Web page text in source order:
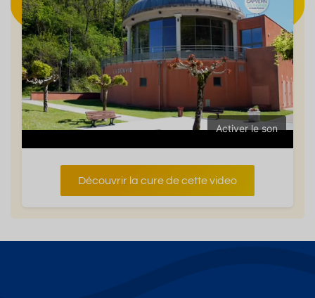
Activer le son
Découvrir la cure de cette video